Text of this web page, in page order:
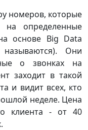
номеров, которые
на определенные
основе Big Data
Они
о звонках на
заходит в такой
и видит всех, кто
неделе. Цена
клиента - от 40